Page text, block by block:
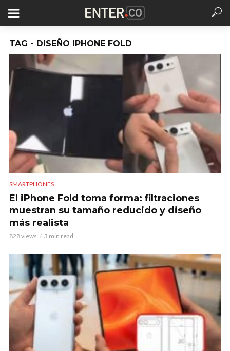
TAG - DISEÑO IPHONE FOLD
SMARTPHONES
El iPhone Fold toma forma: filtraciones
muestran su tamaño reducido y diseño
más realista
828 views 3 min read